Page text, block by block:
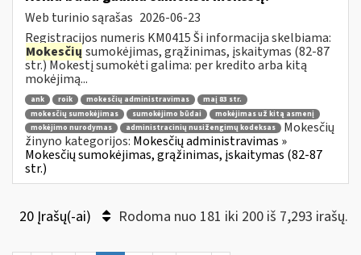
Web turinio sąrašas 2026-06-23
Registracijos numeris KM0415 Ši informacija skelbiama:
Mokesčių sumokėjimas, grąžinimas, įskaitymas (82-87
str.) Mokestį sumokėti galima: per kredito arba kitą
mokėjimą...
ank roik mokesčių administravimas
maį 83 str.
mokesčių sumokėjimas
sumokėjimo būdai
mokėjimas už kitą asmenį
mokėjimo nurodymas
administracinių nusižengimų kodeksas
Mokesčių
žinyno kategorijos: Mokesčių administravimas »
Mokesčių sumokėjimas, grąžinimas, įskaitymas (82-87
str.)
20 Įrašų(-ai) Rodoma nuo 181 iki 200 iš 7,293 irašų.